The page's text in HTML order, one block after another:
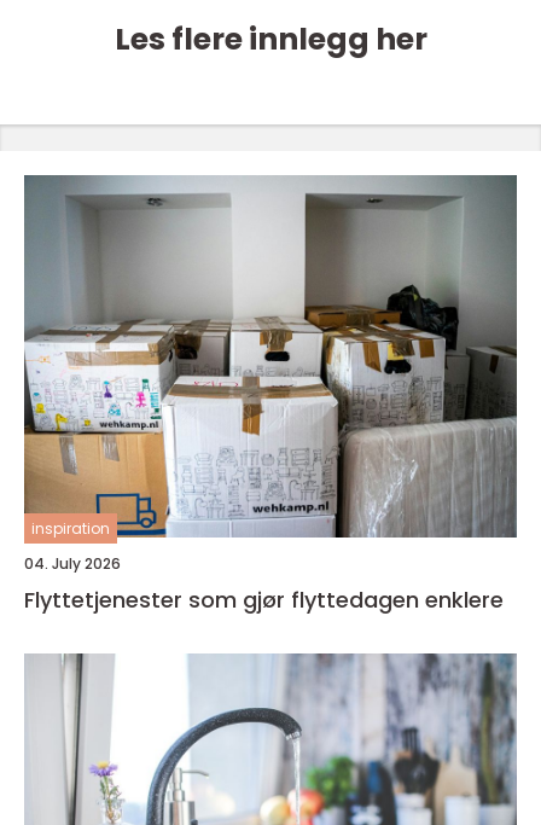
Les flere innlegg her
inspiration
04. July 2026
Flyttetjenester som gjør flyttedagen enklere